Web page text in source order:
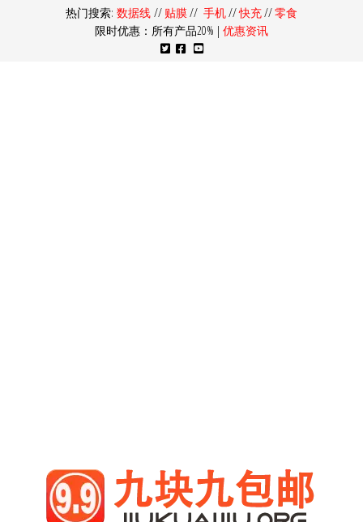
热门搜索: 数据线 // 贴膜// 手机//快充//零食
限时优惠：所有产品20% | 优惠资讯